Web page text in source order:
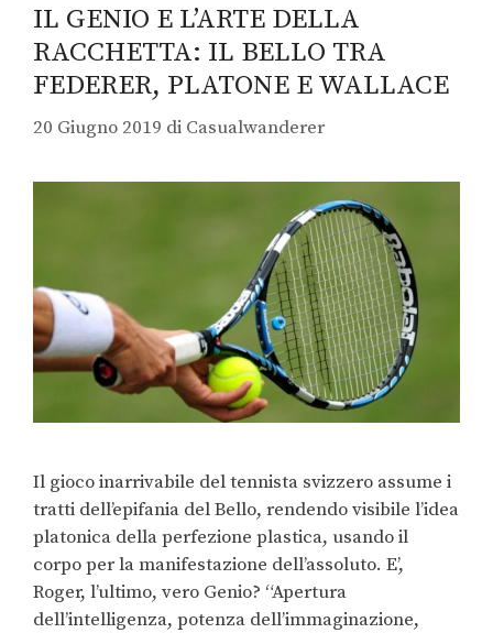
IL GENIO E L’ARTE DELLA
RACCHETTA: IL BELLO TRA
FEDERER, PLATONE E WALLACE
20 Giugno 2019 di Casualwanderer
Il gioco inarrivabile del tennista svizzero assume i
tratti dell’epifania del Bello, rendendo visibile l’idea
platonica della perfezione plastica, usando il
corpo per la manifestazione dell’assoluto. E’,
Roger, l’ultimo, vero Genio? “Apertura
dell’intelligenza, potenza dell’immaginazione,